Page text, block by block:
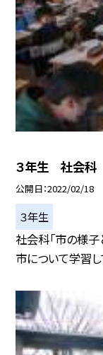
３年生 社会科
公開日 2022/02/18
３年生
社会科「市の様子
市について学習